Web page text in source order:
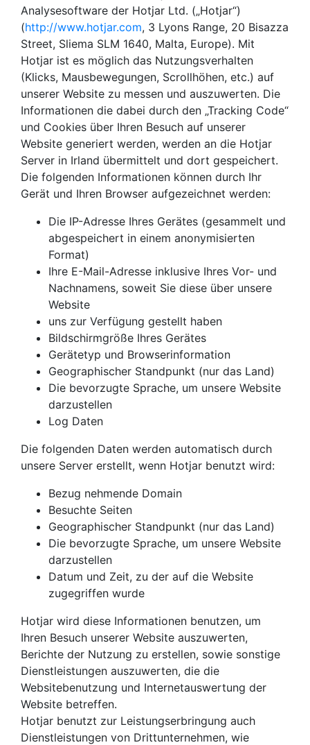
Analysesoftware der Hotjar Ltd. („Hotjar“)
(http://www.hotjar.com, 3 Lyons Range, 20 Bisazza
Street, Sliema SLM 1640, Malta, Europe). Mit
Hotjar ist es möglich das Nutzungsverhalten
(Klicks, Mausbewegungen, Scrollhöhen, etc.) auf
unserer Website zu messen und auszuwerten. Die
Informationen die dabei durch den „Tracking Code“
und Cookies über Ihren Besuch auf unserer
Website generiert werden, werden an die Hotjar
Server in Irland übermittelt und dort gespeichert.
Die folgenden Informationen können durch Ihr
Gerät und Ihren Browser aufgezeichnet werden:
Die IP-Adresse Ihres Gerätes (gesammelt und
abgespeichert in einem anonymisierten
Format)
Ihre E-Mail-Adresse inklusive Ihres Vor- und
Nachnamens, soweit Sie diese über unsere
Website
uns zur Verfügung gestellt haben
Bildschirmgröße Ihres Gerätes
Gerätetyp und Browserinformation
Geographischer Standpunkt (nur das Land)
Die bevorzugte Sprache, um unsere Website
darzustellen
Log Daten
Die folgenden Daten werden automatisch durch
unsere Server erstellt, wenn Hotjar benutzt wird:
Bezug nehmende Domain
Besuchte Seiten
Geographischer Standpunkt (nur das Land)
Die bevorzugte Sprache, um unsere Website
darzustellen
Datum und Zeit, zu der auf die Website
zugegriffen wurde
Hotjar wird diese Informationen benutzen, um
Ihren Besuch unserer Website auszuwerten,
Berichte der Nutzung zu erstellen, sowie sonstige
Dienstleistungen auszuwerten, die die
Websitebenutzung und Internetauswertung der
Website betreffen.
Hotjar benutzt zur Leistungserbringung auch
Dienstleistungen von Drittunternehmen, wie